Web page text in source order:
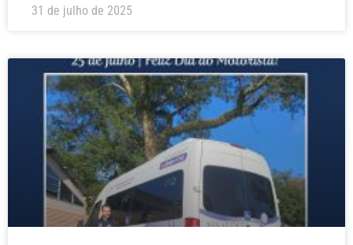
31 de julho de 2025